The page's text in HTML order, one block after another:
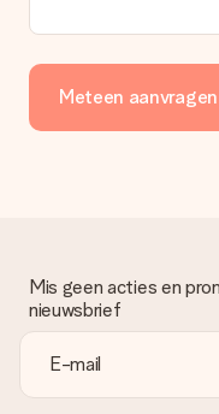
Meteen aanvragen
Mis geen acties en
nieuwsbrief